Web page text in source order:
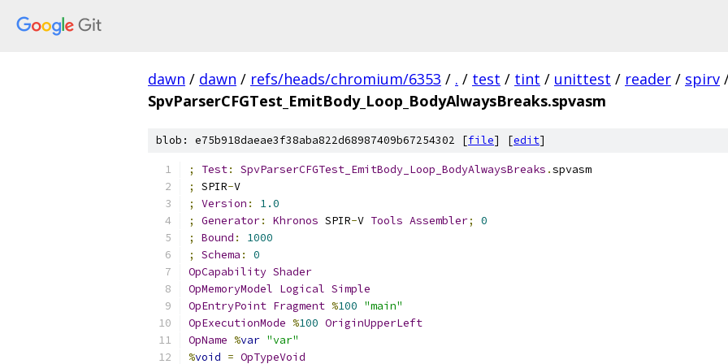
dawn / dawn / refs/heads/chromium/6353 / . / test / tint / unittest / reader / spirv
SpvParserCFGTest_EmitBody_Loop_BodyAlwaysBreaks.spvasm
blob: e75b918daeae3f38aba822d68987409b67254302 [file] [edit]
; Test: SpvParserCFGTest_EmitBody_Loop_BodyAlwaysBreaks .spvasm
;
SPIR-V
;
Version :
1.0
;
Generator: Khronos SPIR-V Tools Assembler;
0
;
Bound :
1000
;
Schema :
0
OpCapability Shader
OpMemoryModel Logical Simple
OpEntryPoint Fragment %100 "main"
OpExecutionMode %100 OriginUpperLeft
OpName %var "var"
%void = OpTypeVoid